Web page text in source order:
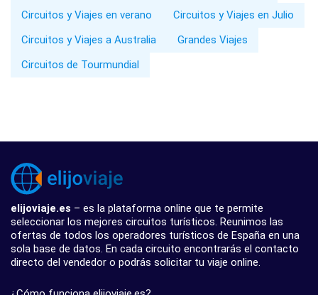
Circuitos y Viajes en verano
Circuitos y Viajes en Julio
Circuitos y Viajes a Australia
Grandes Viajes
Circuitos de Tourmundial
elijoviaje.es – es la plataforma online que te permite
seleccionar los mejores circuitos turísticos. Reunimos las
ofertas de todos los operadores turísticos de España en una
sola base de datos. En cada circuito encontrarás el contacto
directo del vendedor o podrás solicitar tu viaje online.